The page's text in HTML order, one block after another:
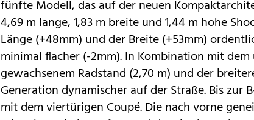
fünfte Modell, das auf der neuen
4,69 m lange, 1,83 m breite und 1,44 m hohe
Länge (+48mm) und der Breite (+53mm)
minimal flacher (-2mm). In Kombination mit
gewachsenem Radstand (2,70 m) und der
Generation dynamischer auf der Straße. Bis zur
mit dem viertürigen Coupé. Die nach vorne